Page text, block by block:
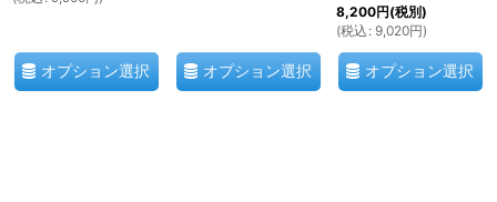
オプション選択 オプション選択
8,200円(税別)
(税込 : 9,020円)
オプション選択